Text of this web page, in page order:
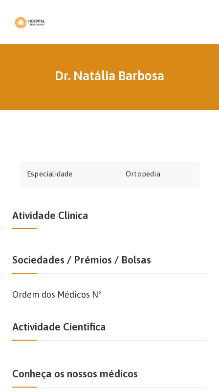
Dr. Natália Barbosa
Especialidade Ortopedia
Atividade Clínica
Sociedades / Prémios / Bolsas
Ordem dos Médicos Nº
Actividade Cientifica
Conheça os nossos médicos